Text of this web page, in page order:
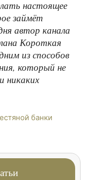
настоящее
займёт
автор канала
Короткая
из способов
который не
никаких